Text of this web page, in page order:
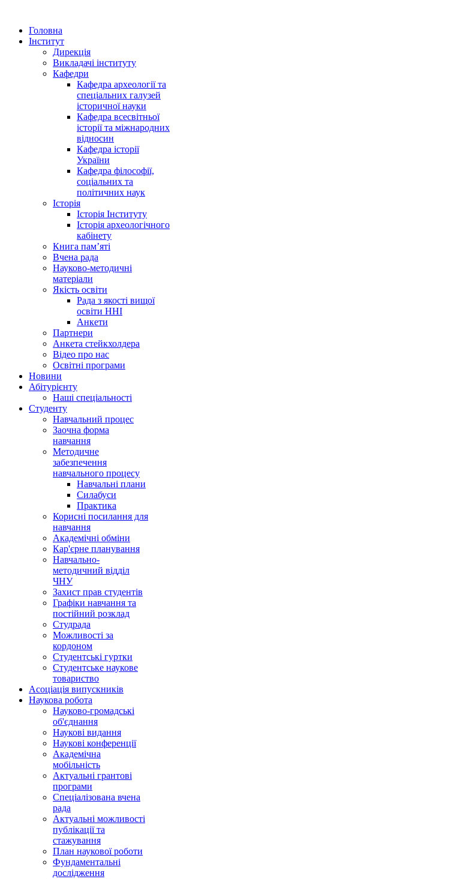
Головна
Інститут
Дирекція
Викладачі інституту
Кафедри
Кафедра археології та
спеціальних галузей
історичної науки
Кафедра всесвітньої
історії та міжнародних
відносин
Кафедра історії
України
Кафедра філософії,
соціальних та
політичних наук
Історія
Історія Інституту
Історія археологічного
кабінету
Книга памʼяті
Вчена рада
Науково-методичні
матеріали
Якість освіти
Рада з якості вищої
освіти ННІ
Анкети
Партнери
Анкета стейкхолдера
Відео про нас
Освітні програми
Hовини
Абітурієнту
Наші спеціальності
Студенту
Навчальний процес
Заочна форма
навчання
Методичне
забезпечення
навчального процесу
Навчальні плани
Силабуси
Практика
Корисні посилання для
навчання
Академічні обміни
Кар'єрне планування
Навчально-
методичний відділ
ЧНУ
Захист прав студентів
Графіки навчання та
постійний розклад
Студрада
Можливості за
кордоном
Студентські гуртки
Студентське наукове
товариство
Асоціація випускників
Наукова робота
Науково-громадські
об'єднання
Наукові видання
Наукові конференції
Академічна
мобільність
Актуальні грантові
програми
Спеціалізована вчена
рада
Актуальні можливості
публікації та
стажування
План наукової роботи
Фундаментальні
дослідження